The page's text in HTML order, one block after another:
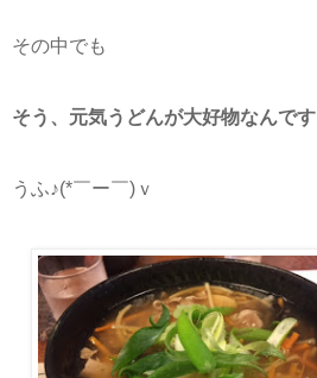
その中でも
そう、元気うどんが大好物なんです
うふ♪(*￣ー￣)ｖ